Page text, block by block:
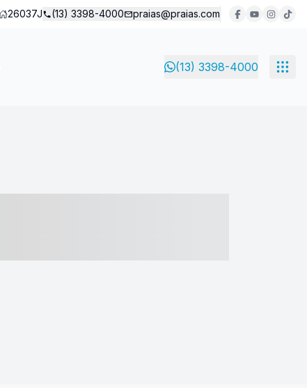
26037J (13) 3398-4000 praias@praias.com
(13) 3398-4000